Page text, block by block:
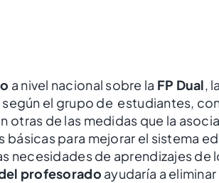
a nivel nacional sobre la FP Dual,
el grupo de estudiantes,
otras de las medidas que la
básicas para mejorar el sistema
necesidades de aprendizajes de
profesorado ayudaría a